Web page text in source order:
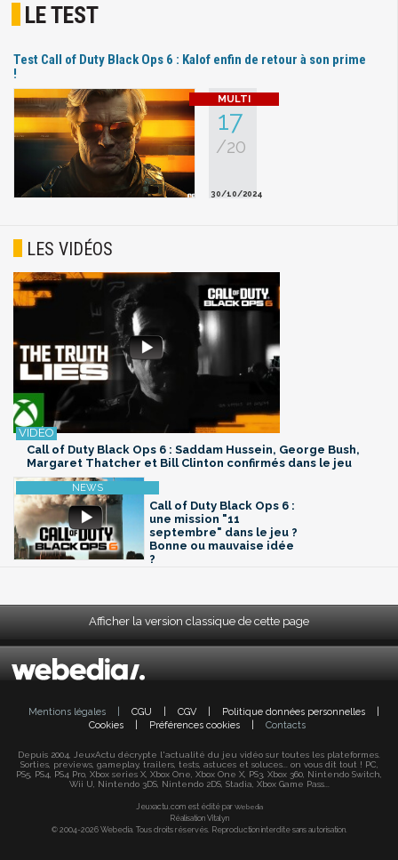
LE TEST
Test Call of Duty Black Ops 6 : Kalof enfin de retour à son prime
!
17
/20
30/10/2024
LES VIDÉOS
Call of Duty Black Ops 6 : Saddam Hussein, George Bush,
Margaret Thatcher et Bill Clinton confirmés dans le jeu
Call of Duty Black Ops 6 :
une mission "11
septembre" dans le jeu ?
Bonne ou mauvaise idée
?
Afficher la version classique de cette page
Mentions légales CGU CGV Politique données personnelles
Cookies
Préférences cookies Contacts
Depuis 2004, JeuxActu décrypte l'actualité du jeu vidéo sur toutes les plateformes.
Sorties, previews, gameplay, trailers, tests, astuces et soluces... on vous dit tout ! PC,
PS5, PS4, PS4 Pro, Xbox series X, Xbox One, Xbox One X, PS3, Xbox 360, Nintendo Switch,
Wii U, Nintendo 3DS, Nintendo 2DS, Stadia, Xbox Game Pass...
Jeuxactu.com est édité par Webedia
Réalisation Vitalyn
© 2004-2026 Webedia. Tous droits réservés. Reproduction interdite sans autorisation.